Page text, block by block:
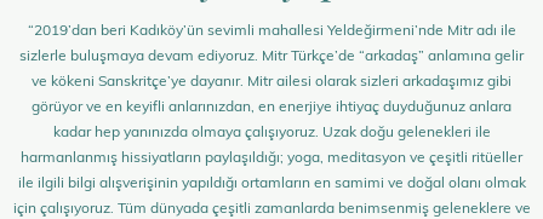
“2019’dan beri Kadıköy’ün sevimli mahallesi Yeldeğirmeni’nde Mitr adı ile
sizlerle buluşmaya devam ediyoruz. Mitr Türkçe’de “arkadaş” anlamına gelir
ve kökeni Sanskritçe’ye dayanır. Mitr ailesi olarak sizleri arkadaşımız gibi
görüyor ve en keyifli anlarınızdan, en enerjiye ihtiyaç duyduğunuz anlara
kadar hep yanınızda olmaya çalışıyoruz. Uzak doğu gelenekleri ile
harmanlanmış hissiyatların paylaşıldığı; yoga, meditasyon ve çeşitli ritüeller
ile ilgili bilgi alışverişinin yapıldığı ortamların en samimi ve doğal olanı olmak
için çalışıyoruz. Tüm dünyada çeşitli zamanlarda benimsenmiş geleneklere ve